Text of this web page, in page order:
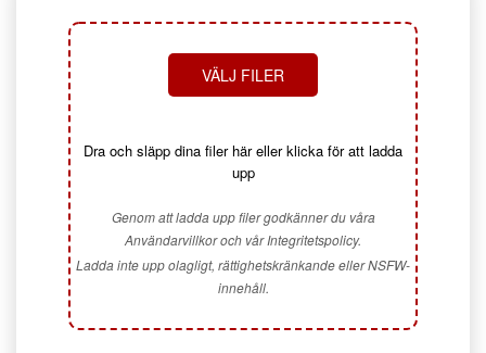
VÄLJ FILER
Dra och släpp dina filer här eller klicka för att ladda
upp
Genom att ladda upp filer godkänner du våra
Användarvillkor och vår Integritetspolicy.
Ladda inte upp olagligt, rättighetskränkande eller NSFW-
innehåll.